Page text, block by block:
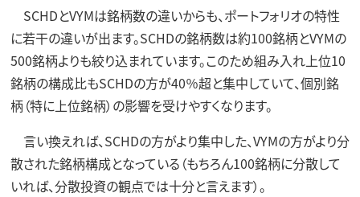
SCHDとVYMは銘柄数の違いからも、ポートフォリオの特性
に若干の違いが出ます。SCHDの銘柄数は約100銘柄とVYMの
500銘柄よりも絞り込まれています。このため組み入れ上位10
銘柄の構成比もSCHDの方が40％超と集中していて、個別銘
柄（特に上位銘柄）の影響を受けやすくなります。
言い換えれば、SCHDの方がより集中した、VYMの方がより分
散された銘柄構成となっている（もちろん100銘柄に分散して
いれば、分散投資の観点では十分と言えます）。